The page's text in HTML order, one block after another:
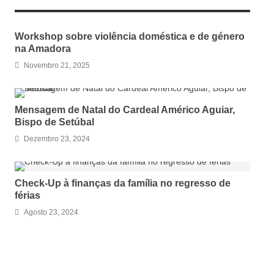
Workshop sobre violência doméstica e de género
na Amadora
Novembro 21, 2025
Mensagem de Natal do Cardeal Américo Aguiar,
Bispo de Setúbal
Dezembro 23, 2024
Check-Up à finanças da família no regresso de
férias
Agosto 23, 2024